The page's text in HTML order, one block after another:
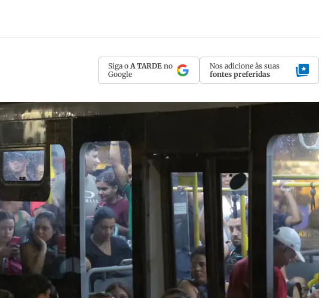
Siga o A TARDE no
Google
Nos adicione às suas
fontes preferidas